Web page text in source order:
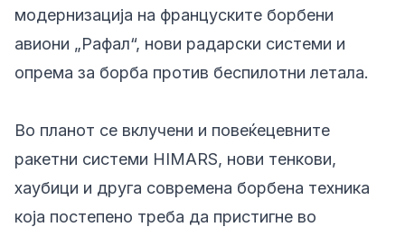
модернизација на француските борбени
авиони „Рафал“, нови радарски системи и
опрема за борба против беспилотни летала.
Во планот се вклучени и повеќецевните
ракетни системи HIMARS, нови тенкови,
хаубици и друга современа борбена техника
која постепено треба да пристигне во